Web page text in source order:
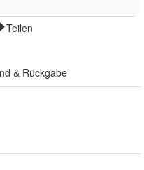
Teilen
& Rückgabe